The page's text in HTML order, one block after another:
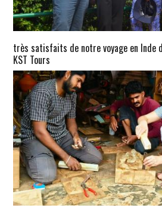
très satisfaits de notre voyage en Inde
KST Tours